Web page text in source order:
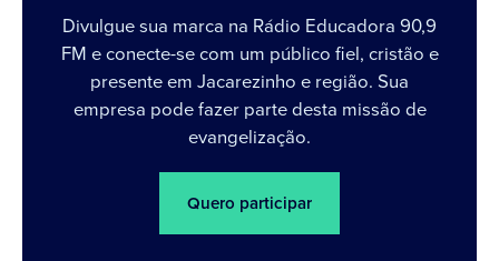
Divulgue sua marca na Rádio Educadora 90,9
FM e conecte-se com um público fiel, cristão e
presente em Jacarezinho e região. Sua
empresa pode fazer parte desta missão de
evangelização.
Quero participar